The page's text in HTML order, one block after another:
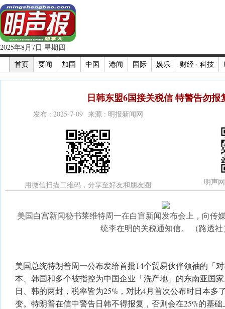
2025年8月7日 星期四
首页
要闻 加国 中国 港闻 国际 娱乐 财经 · 科技
日韩东盟6国接关税信 特警告勿报
发布 : 2025-7-09 来源 : 明报新闻网
用微信扫描二维码，分享至好友和朋友圈 明声
美国白宫新闻秘书莱维特周一在白宫新闻发布会上，向传
统李在明的关税通知信。 （路透社
美国总统特朗普周一公布发给首批14个贸易伙伴领袖的「
本、韩国和多个被指控为中国企业「洗产地」的东南亚国
日、韩的两封，税率皆为25%，对比4月首次公布时日本多
变。特朗普在信中警告日韩不得报复，否则会在25%的基